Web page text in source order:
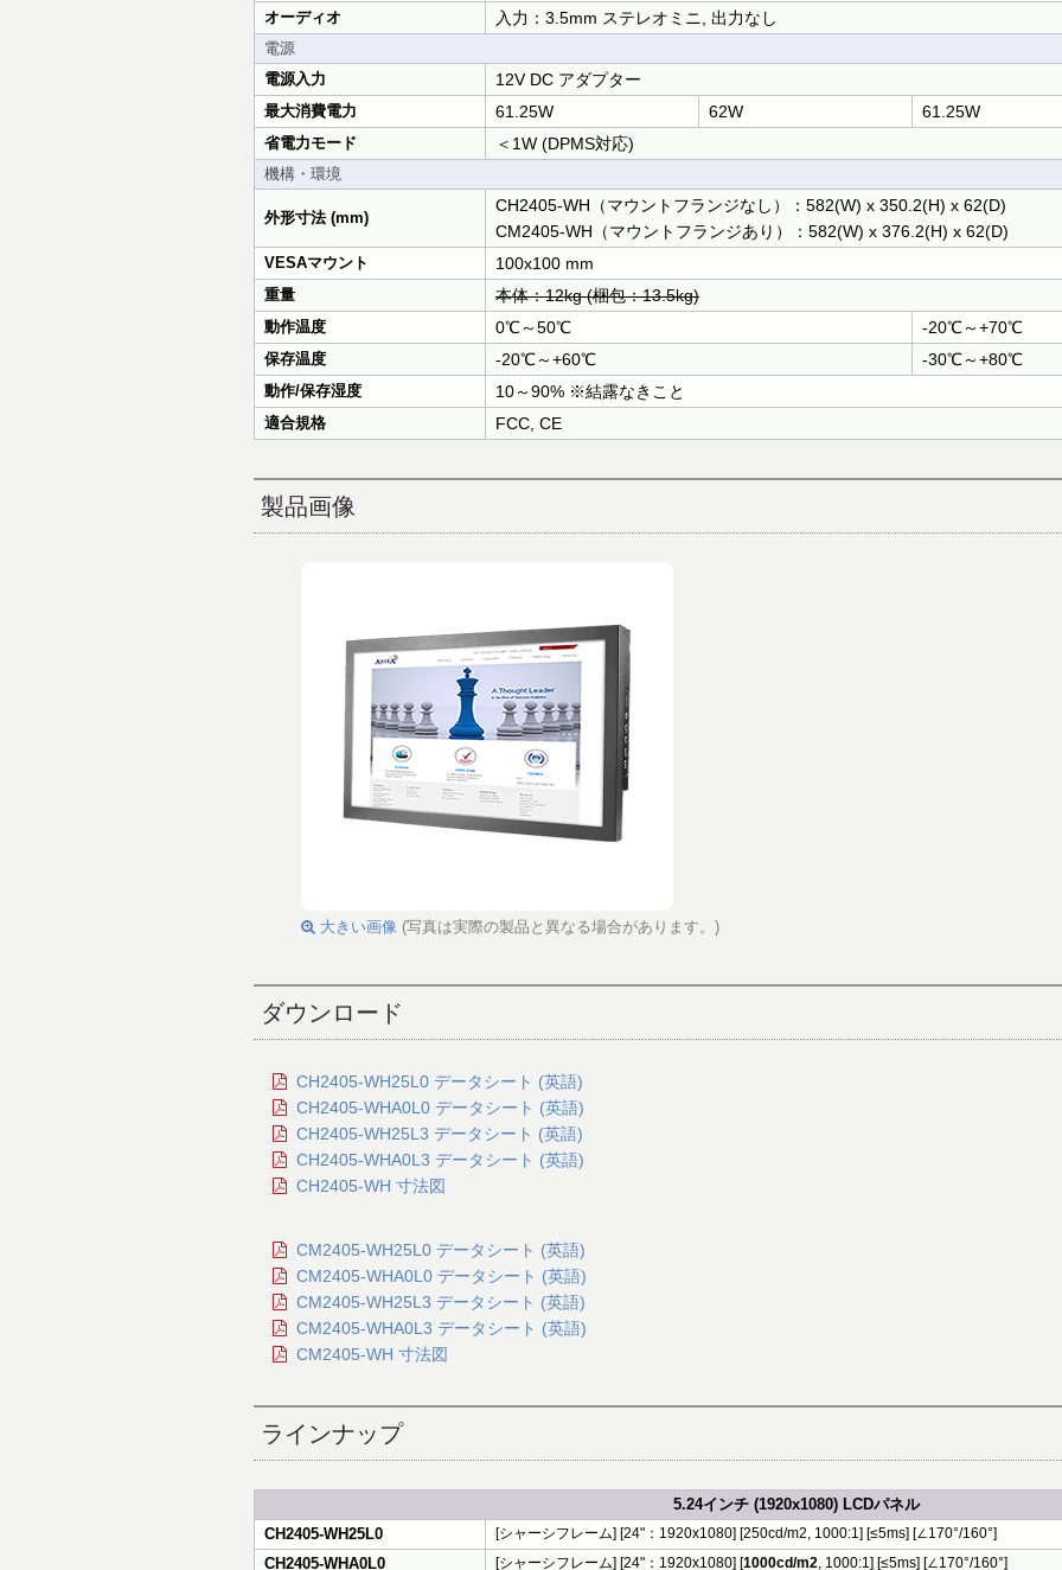
オーディオ 入力：3.5mm ステレオミニ, 出力なし
電源
電源入力
12V DC アダプター
最大消費電力 61.25W 62W 61.25W
省電力モード ＜1W (DPMS対応)
機構・環境
外形寸法 (mm)
CH2405-WH（マウントフランジなし）：582(W) x 350.2(H) x 62(D)
CM2405-WH（マウントフランジあり）：582(W) x 376.2(H) x 62(D)
VESAマウント 100x100 mm
重量 本体：12kg (梱包：13.5kg)
動作温度 0℃～50℃ -20℃～+70℃
保存温度 -20℃～+60℃ -30℃～+80℃
動作/保存湿度 10～90% ※結露なきこと
適合規格 FCC, CE
製品画像
大きい画像 (写真は実際の製品と異なる場合があります。)
ダウンロード
CH2405-WH25L0 データシート (英語)
CH2405-WHA0L0 データシート (英語)
CH2405-WH25L3 データシート (英語)
CH2405-WHA0L3 データシート (英語)
CH2405-WH 寸法図
CM2405-WH25L0 データシート (英語)
CM2405-WHA0L0 データシート (英語)
CM2405-WH25L3 データシート (英語)
CM2405-WHA0L3 データシート (英語)
CM2405-WH 寸法図
ラインナップ
5.24インチ (1920x1080) LCDパネル
CH2405-WH25L0
[シャーシフレーム] [24"：1920x1080] [250cd/m2, 1000:1] [≤5ms] [∠170°/160°]
CH2405-WHA0L0 [シャーシフレーム] [24"：1920x1080] [1000cd/m2, 1000:1] [≤5ms] [∠170°/160°]